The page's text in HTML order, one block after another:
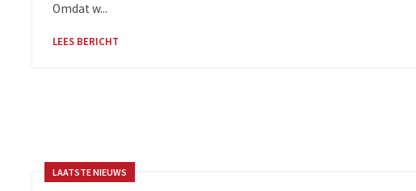
Omdat w...
LEES BERICHT
LAATSTE NIEUWS